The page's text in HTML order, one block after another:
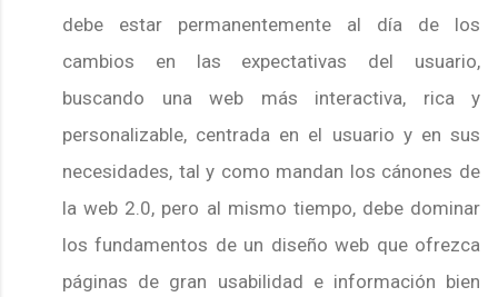
debe estar permanentemente al día de los
cambios en las expectativas del usuario,
buscando una web más interactiva, rica y
personalizable, centrada en el usuario y en sus
necesidades, tal y como mandan los cánones de
la web 2.0, pero al mismo tiempo, debe dominar
los fundamentos de un diseño web que ofrezca
páginas de gran usabilidad e información bien